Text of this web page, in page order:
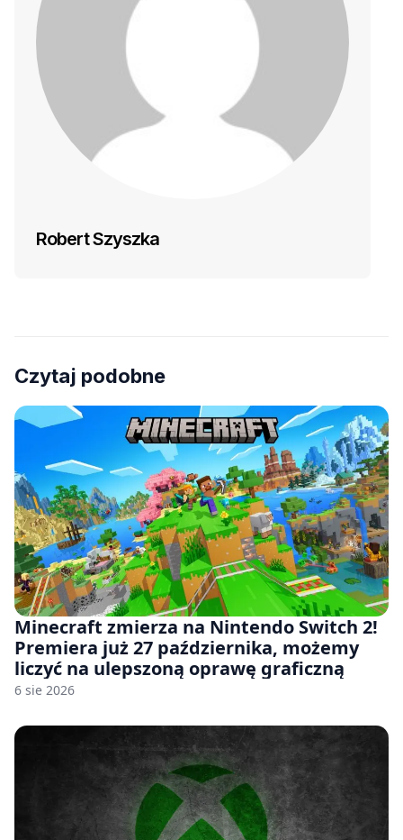
Robert Szyszka
Czytaj podobne
Minecraft zmierza na Nintendo Switch 2!
Premiera już 27 października, możemy
liczyć na ulepszoną oprawę graficzną
6 sie 2026